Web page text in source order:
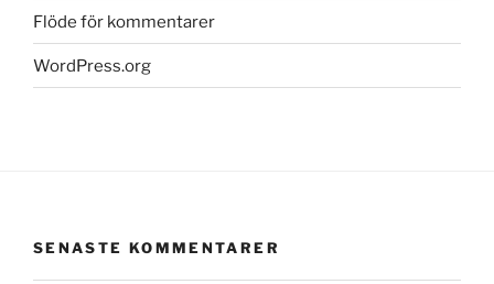
Flöde för kommentarer
WordPress.org
SENASTE KOMMENTARER